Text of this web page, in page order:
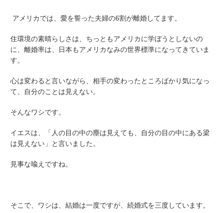
アメリカでは、愛を誓った夫婦の6割が離婚してます。
住環境の素晴らしさは、ちっともアメリカに学ぼうとしないの
に、離婚率は、日本もアメリカなみの世界標準になってきていま
す。
心は変わると言いながら、相手の変わったところばかり気になっ
て、自分のことは見えない。
そんなワシです。
イエスは、「人の目の中の塵は見えても、自分の目の中にある梁
は見えない」と言いました。
見事な喩えですね。
そこで、ワシは、結婚は一度ですが、続婚式を三度しています。